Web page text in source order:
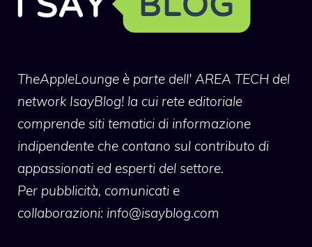
TheAppleLounge è parte dell' AREA TECH del
network IsayBlog! la cui rete editoriale
comprende siti tematici di informazione
indipendente che contano sul contributo di
appassionati ed esperti del settore.
Per pubblicità, comunicati e
collaborazioni: info@isayblog.com